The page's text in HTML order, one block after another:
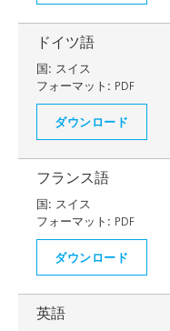
ドイツ語
国: スイス
フォーマット: PDF
ダウンロード
フランス語
国: スイス
フォーマット: PDF
ダウンロード
英語